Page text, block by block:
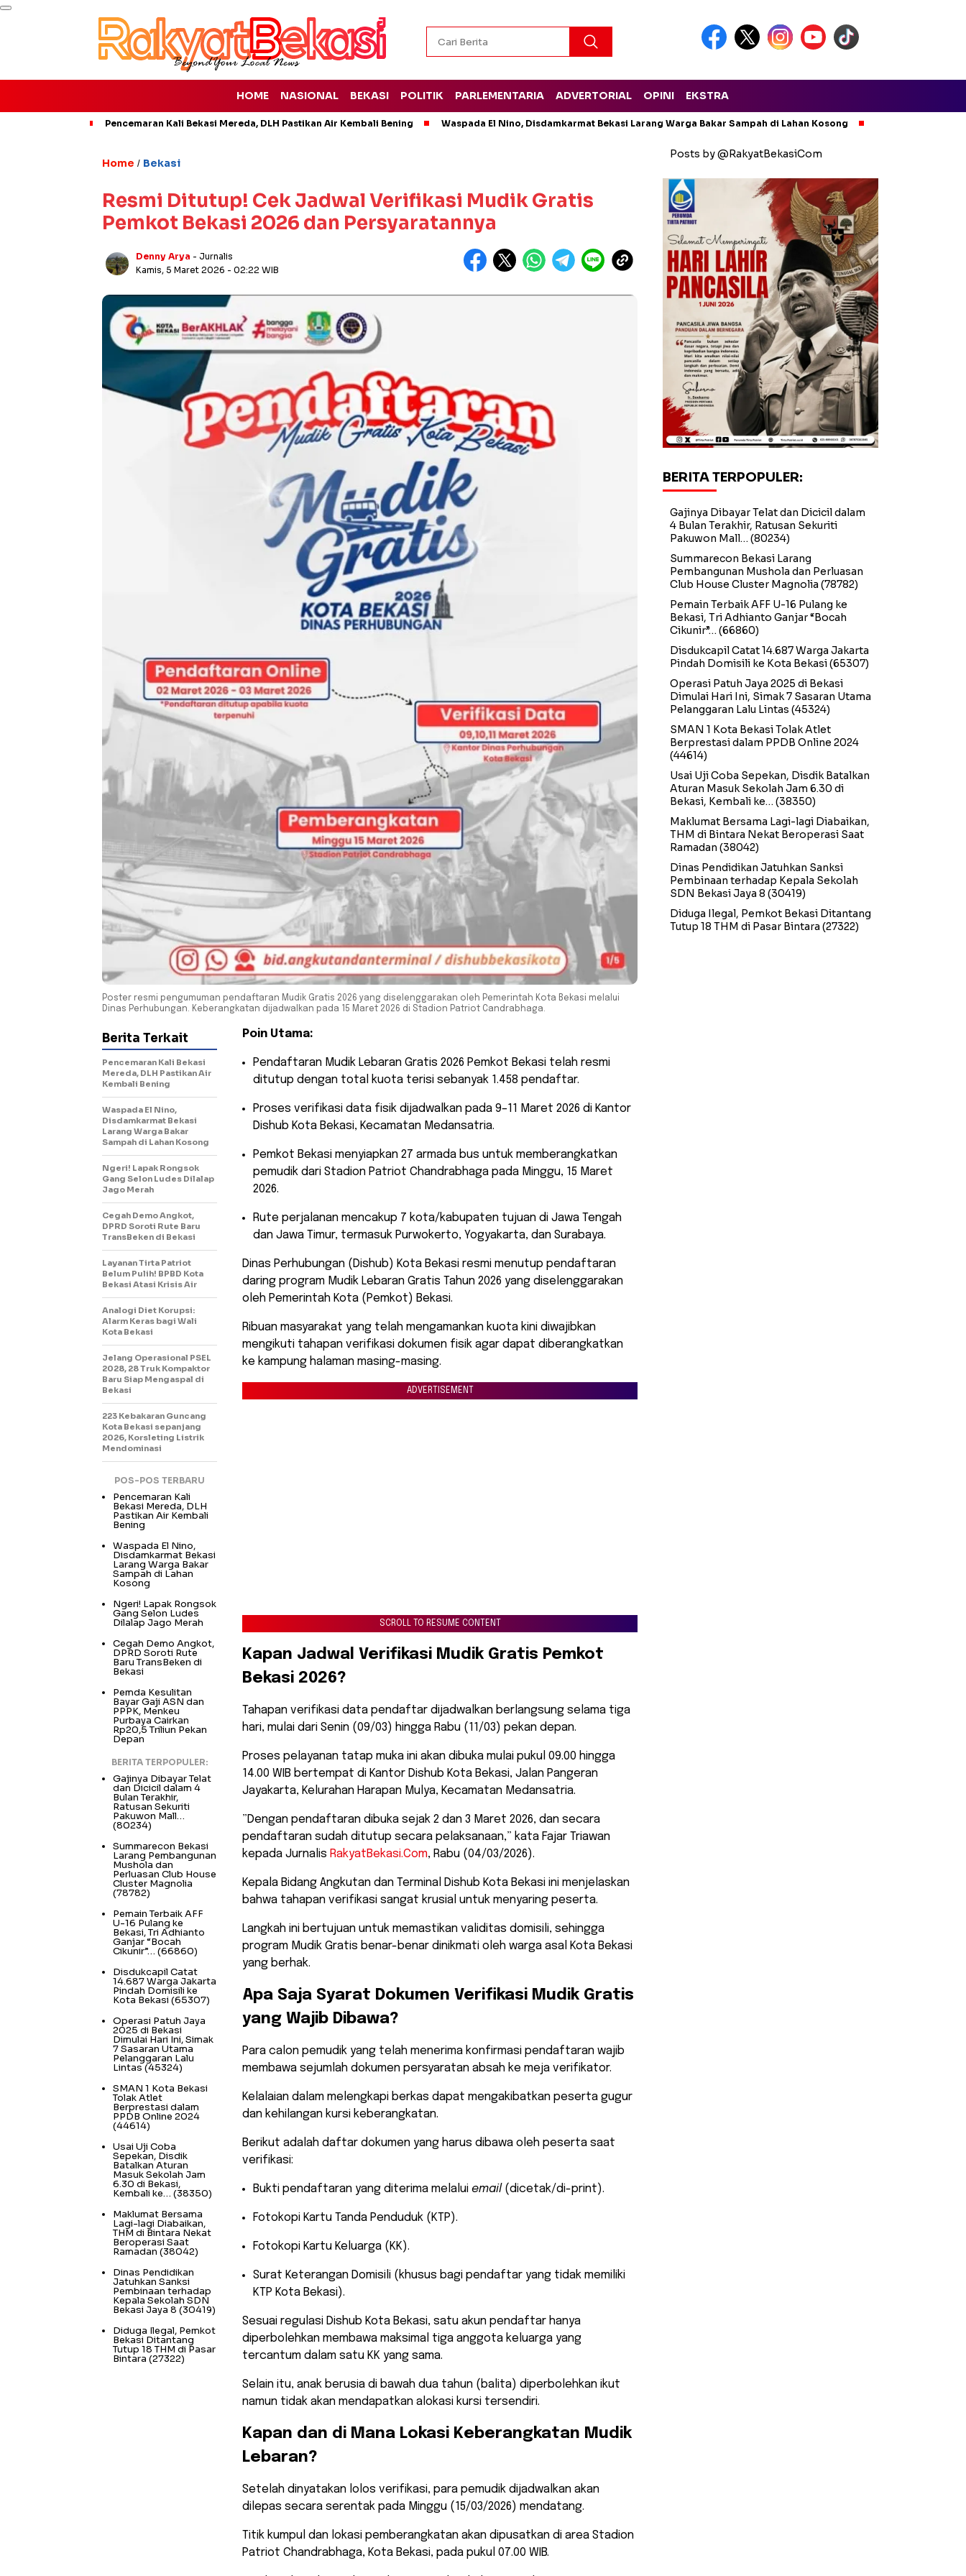
HOME NASIONAL BEKASI POLITIK PARLEMENTARIA ADVERTORIAL OPINI EKSTRA
Pencemaran Kali Bekasi Mereda, DLH Pastikan Air Kembali Bening Waspada El Nino, Disdamkarmat Bekasi Larang Warga Bakar Sampah di Lahan Kosong
Home / Bekasi
Resmi Ditutup! Cek Jadwal Verifikasi Mudik Gratis
Pemkot Bekasi 2026 dan Persyaratannya
Denny Arya - Jurnalis
Kamis, 5 Maret 2026 - 02:22 WIB
Poster resmi pengumuman pendaftaran Mudik Gratis 2026 yang diselenggarakan oleh Pemerintah Kota Bekasi melalui
Dinas Perhubungan. Keberangkatan dijadwalkan pada 15 Maret 2026 di Stadion Patriot Candrabhaga.
Poin Utama:
​Pendaftaran Mudik Lebaran Gratis 2026 Pemkot Bekasi telah resmi
ditutup dengan total kuota terisi sebanyak 1.458 pendaftar.
​Proses verifikasi data fisik dijadwalkan pada 9–11 Maret 2026 di Kantor
Dishub Kota Bekasi, Kecamatan Medansatria.
​Pemkot Bekasi menyiapkan 27 armada bus untuk memberangkatkan
pemudik dari Stadion Patriot Chandrabhaga pada Minggu, 15 Maret
2026.
​Rute perjalanan mencakup 7 kota/kabupaten tujuan di Jawa Tengah
dan Jawa Timur, termasuk Purwokerto, Yogyakarta, dan Surabaya.
​Dinas Perhubungan (Dishub) Kota Bekasi resmi menutup pendaftaran
daring program Mudik Lebaran Gratis Tahun 2026 yang diselenggarakan
oleh Pemerintah Kota (Pemkot) Bekasi.
Ribuan masyarakat yang telah mengamankan kuota kini diwajibkan
mengikuti tahapan verifikasi dokumen fisik agar dapat diberangkatkan
ke kampung halaman masing-masing.
ADVERTISEMENT
SCROLL TO RESUME CONTENT
​Kapan Jadwal Verifikasi Mudik Gratis Pemkot
Bekasi 2026?
​Tahapan verifikasi data pendaftar dijadwalkan berlangsung selama tiga
hari, mulai dari Senin (09/03) hingga Rabu (11/03) pekan depan.
Proses pelayanan tatap muka ini akan dibuka mulai pukul 09.00 hingga
14.00 WIB bertempat di Kantor Dishub Kota Bekasi, Jalan Pangeran
Jayakarta, Kelurahan Harapan Mulya, Kecamatan Medansatria.
​”Dengan pendaftaran dibuka sejak 2 dan 3 Maret 2026, dan secara
pendaftaran sudah ditutup secara pelaksanaan,” kata Fajar Triawan
kepada Jurnalis RakyatBekasi.Com, Rabu (04/03/2026).
​Kepala Bidang Angkutan dan Terminal Dishub Kota Bekasi ini menjelaskan
bahwa tahapan verifikasi sangat krusial untuk menyaring peserta.
Langkah ini bertujuan untuk memastikan validitas domisili, sehingga
program Mudik Gratis benar-benar dinikmati oleh warga asal Kota Bekasi
yang berhak.
​Apa Saja Syarat Dokumen Verifikasi Mudik Gratis
yang Wajib Dibawa?
​Para calon pemudik yang telah menerima konfirmasi pendaftaran wajib
membawa sejumlah dokumen persyaratan absah ke meja verifikator.
Kelalaian dalam melengkapi berkas dapat mengakibatkan peserta gugur
dan kehilangan kursi keberangkatan.
​Berikut adalah daftar dokumen yang harus dibawa oleh peserta saat
verifikasi:
​Bukti pendaftaran yang diterima melalui email (dicetak/di-print).
​Fotokopi Kartu Tanda Penduduk (KTP).
​Fotokopi Kartu Keluarga (KK).
​Surat Keterangan Domisili (khusus bagi pendaftar yang tidak memiliki
KTP Kota Bekasi).
​Sesuai regulasi Dishub Kota Bekasi, satu akun pendaftar hanya
diperbolehkan membawa maksimal tiga anggota keluarga yang
tercantum dalam satu KK yang sama.
Selain itu, anak berusia di bawah dua tahun (balita) diperbolehkan ikut
namun tidak akan mendapatkan alokasi kursi tersendiri.
​Kapan dan di Mana Lokasi Keberangkatan Mudik
Lebaran?
​Setelah dinyatakan lolos verifikasi, para pemudik dijadwalkan akan
dilepas secara serentak pada Minggu (15/03/2026) mendatang.
Titik kumpul dan lokasi pemberangkatan akan dipusatkan di area Stadion
Patriot Chandrabhaga, Kota Bekasi, pada pukul 07.00 WIB.
Berita Terkait
Pencemaran Kali Bekasi
Mereda, DLH Pastikan Air
Kembali Bening
Waspada El Nino,
Disdamkarmat Bekasi
Larang Warga Bakar
Sampah di Lahan Kosong
Ngeri! Lapak Rongsok
Gang Selon Ludes Dilalap
Jago Merah
Cegah Demo Angkot,
DPRD Soroti Rute Baru
TransBeken di Bekasi
Layanan Tirta Patriot
Belum Pulih! BPBD Kota
Bekasi Atasi Krisis Air
Analogi Diet Korupsi:
Alarm Keras bagi Wali
Kota Bekasi
Jelang Operasional PSEL
2028, 28 Truk Kompaktor
Baru Siap Mengaspal di
Bekasi
223 Kebakaran Guncang
Kota Bekasi sepanjang
2026, Korsleting Listrik
Mendominasi
POS-POS TERBARU
Pencemaran Kali
Bekasi Mereda, DLH
Pastikan Air Kembali
Bening
Waspada El Nino,
Disdamkarmat Bekasi
Larang Warga Bakar
Sampah di Lahan
Kosong
Ngeri! Lapak Rongsok
Gang Selon Ludes
Dilalap Jago Merah
Cegah Demo Angkot,
DPRD Soroti Rute
Baru TransBeken di
Bekasi
Pemda Kesulitan
Bayar Gaji ASN dan
PPPK, Menkeu
Purbaya Cairkan
Rp20,5 Triliun Pekan
Depan
BERITA TERPOPULER:
Gajinya Dibayar Telat
dan Dicicil dalam 4
Bulan Terakhir,
Ratusan Sekuriti
Pakuwon Mall…
(80234)
Summarecon Bekasi
Larang Pembangunan
Mushola dan
Perluasan Club House
Cluster Magnolia
(78782)
Pemain Terbaik AFF
U-16 Pulang ke
Bekasi, Tri Adhianto
Ganjar “Bocah
Cikunir”… (66860)
Disdukcapil Catat
14.687 Warga Jakarta
Pindah Domisili ke
Kota Bekasi (65307)
Operasi Patuh Jaya
2025 di Bekasi
Dimulai Hari Ini, Simak
7 Sasaran Utama
Pelanggaran Lalu
Lintas(45324)
SMAN 1 Kota Bekasi
Tolak Atlet
Berprestasi dalam
PPDB Online 2024
(44614)
Usai Uji Coba
Sepekan, Disdik
Batalkan Aturan
Masuk Sekolah Jam
6.30 di Bekasi,
Kembali ke… (38350)
Maklumat Bersama
Lagi-lagi Diabaikan,
THM di Bintara Nekat
Beroperasi Saat
Ramadan (38042)
Dinas Pendidikan
Jatuhkan Sanksi
Pembinaan terhadap
Kepala Sekolah SDN
Bekasi Jaya 8 (30419)
Diduga Ilegal, Pemkot
Bekasi Ditantang
Tutup 18 THM di Pasar
Bintara (27322)
Posts by @RakyatBekasiCom
BERITA TERPOPULER:
Gajinya Dibayar Telat dan Dicicil dalam
4 Bulan Terakhir, Ratusan Sekuriti
Pakuwon Mall… (80234)
Summarecon Bekasi Larang
Pembangunan Mushola dan Perluasan
Club House Cluster Magnolia (78782)
Pemain Terbaik AFF U-16 Pulang ke
Bekasi, Tri Adhianto Ganjar “Bocah
Cikunir”… (66860)
Disdukcapil Catat 14.687 Warga Jakarta
Pindah Domisili ke Kota Bekasi(65307)
Operasi Patuh Jaya 2025 di Bekasi
Dimulai Hari Ini, Simak 7 Sasaran Utama
Pelanggaran Lalu Lintas (45324)
SMAN 1 Kota Bekasi Tolak Atlet
Berprestasi dalam PPDB Online 2024
(44614)
Usai Uji Coba Sepekan, Disdik Batalkan
Aturan Masuk Sekolah Jam 6.30 di
Bekasi, Kembali ke… (38350)
Maklumat Bersama Lagi-lagi Diabaikan,
THM di Bintara Nekat Beroperasi Saat
Ramadan (38042)
Dinas Pendidikan Jatuhkan Sanksi
Pembinaan terhadap Kepala Sekolah
SDN Bekasi Jaya 8 (30419)
Diduga Ilegal, Pemkot Bekasi Ditantang
Tutup 18 THM di Pasar Bintara (27322)